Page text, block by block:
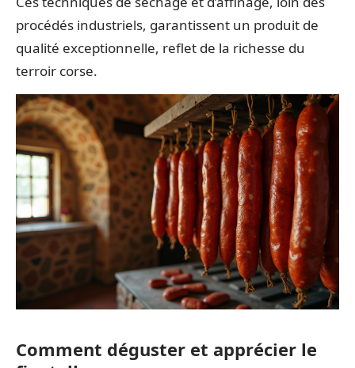
procédés industriels, garantissent un produit de
qualité exceptionnelle, reflet de la richesse du
terroir corse.
Comment déguster et apprécier le